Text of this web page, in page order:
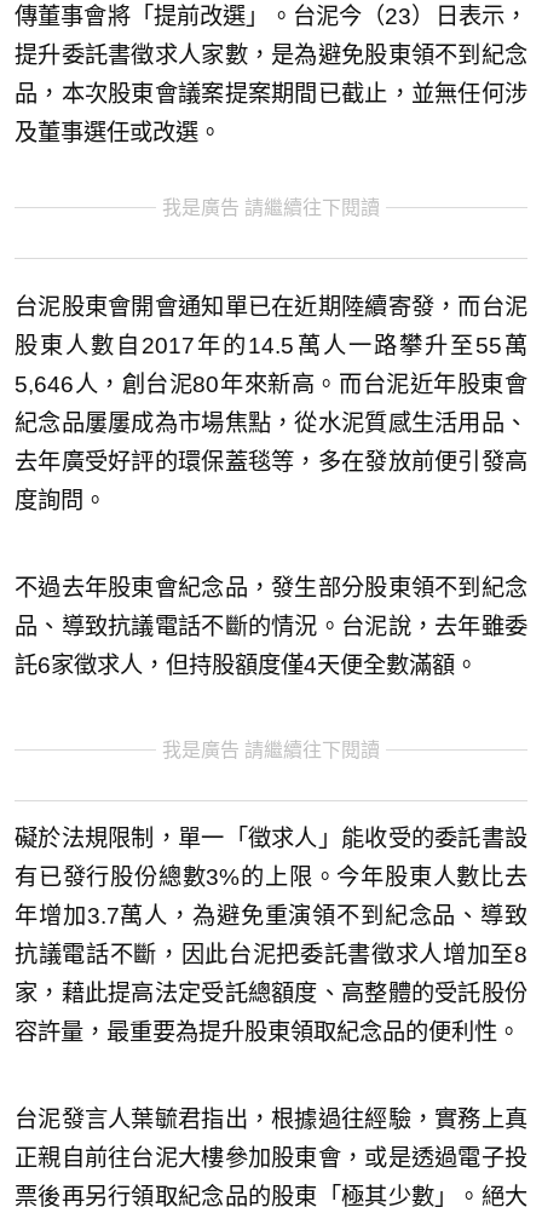
傳董事會將「提前改選」。台泥今（23）日表示，
提升委託書徵求人家數，是為避免股東領不到紀念
品，本次股東會議案提案期間已截止，並無任何涉
及董事選任或改選。
我是廣告 請繼續往下閱讀
台泥股東會開會通知單已在近期陸續寄發，而台泥
股東人數自2017年的14.5萬人一路攀升至55萬
5,646人，創台泥80年來新高。而台泥近年股東會
紀念品屢屢成為市場焦點，從水泥質感生活用品、
去年廣受好評的環保蓋毯等，多在發放前便引發高
度詢問。
不過去年股東會紀念品，發生部分股東領不到紀念
品、導致抗議電話不斷的情況。台泥說，去年雖委
託6家徵求人，但持股額度僅4天便全數滿額。
我是廣告 請繼續往下閱讀
礙於法規限制，單一「徵求人」能收受的委託書設
有已發行股份總數3%的上限。今年股東人數比去
年增加3.7萬人，為避免重演領不到紀念品、導致
抗議電話不斷，因此台泥把委託書徵求人增加至8
家，藉此提高法定受託總額度、高整體的受託股份
容許量，最重要為提升股東領取紀念品的便利性。
台泥發言人葉毓君指出，根據過往經驗，實務上真
正親自前往台泥大樓參加股東會，或是透過電子投
票後再另行領取紀念品的股東「極其少數」。絕大